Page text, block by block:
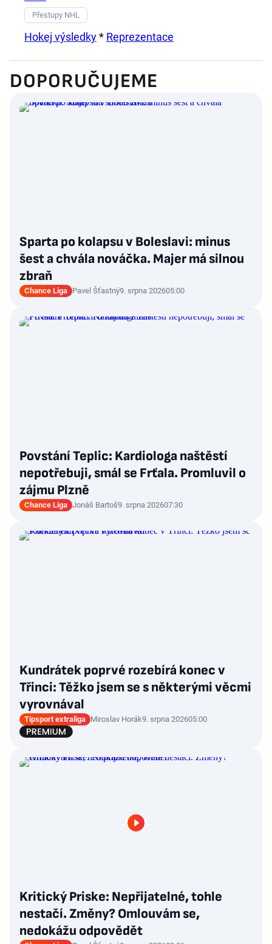
Přestupy NHL
Hokej výsledky* Reprezentace
DOPORUČUJEME
Sparta po kolapsu v Boleslavi: minus
šest a chvála nováčka. Majer má silnou
zbraň
Chance Liga Pavel Šťastný9. srpna 202605:00
Povstání Teplic: Kardiologa naštěstí
nepotřebuji, smál se Frťala. Promluvil o
zájmu Plzně
Chance Liga Jonáš Bartoš9. srpna 202607:30
Kundrátek poprvé rozebírá konec v
Třinci: Těžko jsem se s některými věcmi
vyrovnával
Tipsport extraliga Miroslav Horák9. srpna 202605:00
Kritický Priske: Nepřijatelné, tohle
nestačí. Změny? Omlouvám se,
nedokážu odpovědět